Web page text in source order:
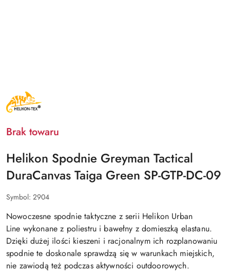
NAZWA
PRODUCENTA:
HELIKON
Brak towaru
Helikon Spodnie Greyman Tactical
DuraCanvas Taiga Green SP-GTP-DC-09
Symbol: 2904
Nowoczesne spodnie taktyczne z serii Helikon Urban
Line wykonane z poliestru i bawełny z domieszką elastanu.
Dzięki dużej ilości kieszeni i racjonalnym ich rozplanowaniu
spodnie te doskonale sprawdzą się w warunkach miejskich,
nie zawiodą też podczas aktywności outdoorowych.